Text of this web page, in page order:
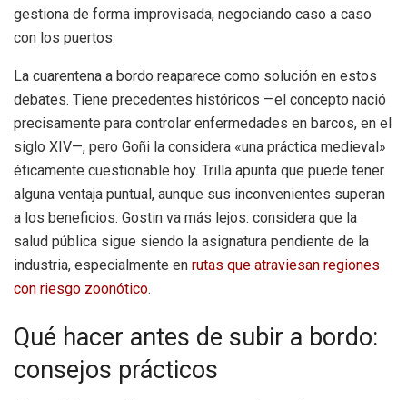
gestiona de forma improvisada, negociando caso a caso
con los puertos.
La cuarentena a bordo reaparece como solución en estos
debates. Tiene precedentes históricos —el concepto nació
precisamente para controlar enfermedades en barcos, en el
siglo XIV—, pero Goñi la considera «una práctica medieval»
éticamente cuestionable hoy. Trilla apunta que puede tener
alguna ventaja puntual, aunque sus inconvenientes superan
a los beneficios. Gostin va más lejos: considera que la
salud pública sigue siendo la asignatura pendiente de la
industria, especialmente en rutas que atraviesan regiones
con riesgo zoonótico.
Qué hacer antes de subir a bordo:
consejos prácticos